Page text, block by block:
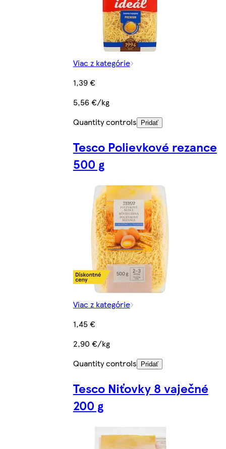
Viac z kategórie
1,39 €
5,56 €/kg
Quantity controls
Pridať
Tesco Polievkové rezance
500 g
Viac z kategórie
1,45 €
2,90 €/kg
Quantity controls
Pridať
Tesco Niťovky 8 vaječné
200 g